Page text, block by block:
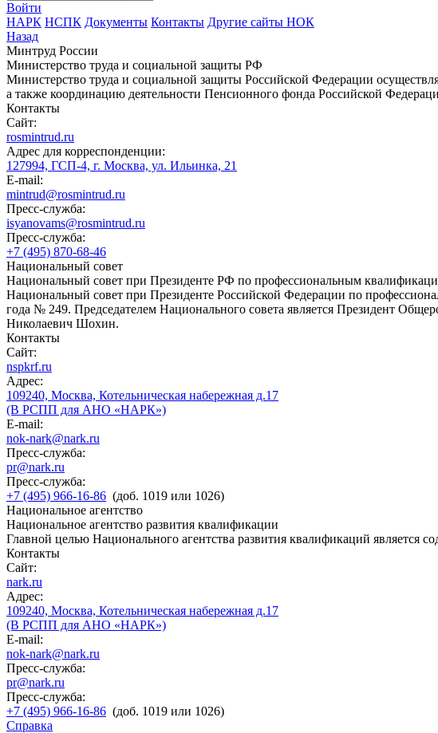
Войти
НАРК НСПК Документы Контакты Другие сайты НОК
Назад
Минтруд России
Министерство труда и социальной защиты РФ
Министерство труда и социальной защиты Российской Федерации
а также координацию деятельности Пенсионного фонда Российской
Контакты
Сайт:
rosmintrud.ru
Адрес для корреспонденции:
127994, ГСП-4, г. Москва, ул. Ильинка, 21
E-mail:
mintrud@rosmintrud.ru
Пресс-служба:
isyanovams@rosmintrud.ru
Пресс-служба:
+7 (495) 870-68-46
Национальный совет
Национальный совет при Президенте РФ по профессиональным
Национальный совет при Президенте Российской Федерации по
года № 249. Председателем Национального совета является Президент
Николаевич Шохин.
Контакты
Сайт:
nspkrf.ru
Адрес:
109240, Москва, Котельническая набережная д.17
(В РСПП для АНО «НАРК»)
E-mail:
nok-nark@nark.ru
Пресс-служба:
pr@nark.ru
Пресс-служба:
+7 (495) 966-16-86 (доб. 1019 или 1026)
Национальное агентство
Национальное агентство развития квалификации
Главной целью Национального агентства развития квалификаций является
Контакты
Сайт:
nark.ru
Адрес:
109240, Москва, Котельническая набережная д.17
(В РСПП для АНО «НАРК»)
E-mail:
nok-nark@nark.ru
Пресс-служба:
pr@nark.ru
Пресс-служба:
+7 (495) 966-16-86 (доб. 1019 или 1026)
Справка